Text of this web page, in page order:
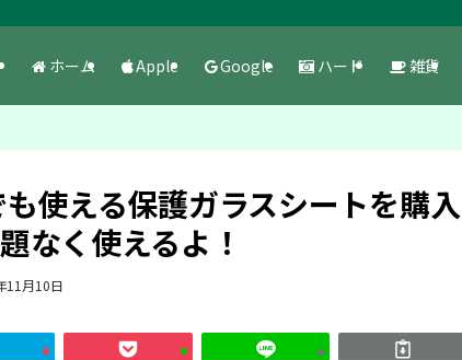
ホーム Apple Google ハード 雑貨
使える保護ガラスシートを購入
なく使えるよ！
11月10日